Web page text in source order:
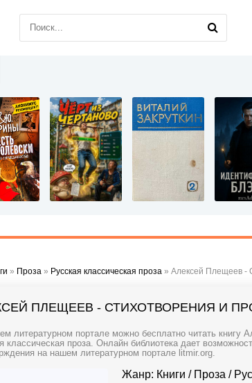
» Проза » Русская классическая проза » Алексей Плещеев -
ПЛЕЩЕЕВ - СТИХОТВОРЕНИЯ И
литературном портале можно бесплатно читать
классическая проза. Онлайн библиотека дает
на нашем литературном портале litmir.org.
Жанр: Книги / Проза /